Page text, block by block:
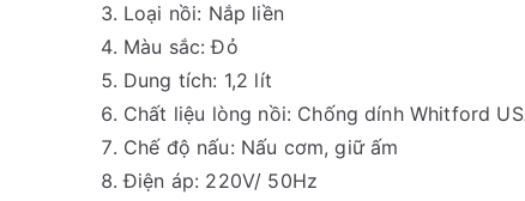
Loại nồi: Nắp liền
Màu sắc: Đỏ
Dung tích: 1,2 lít
Chất liệu lòng nồi: Chống dính Whitford
Chế độ nấu: Nấu cơm, giữ ấm
Điện áp: 220V/ 50Hz